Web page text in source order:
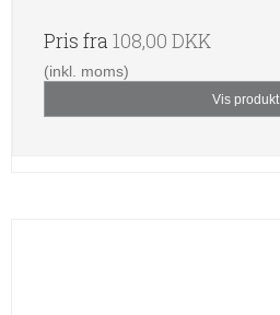
Pris fra 108,00 DKK
(inkl. moms)
Vis produkt